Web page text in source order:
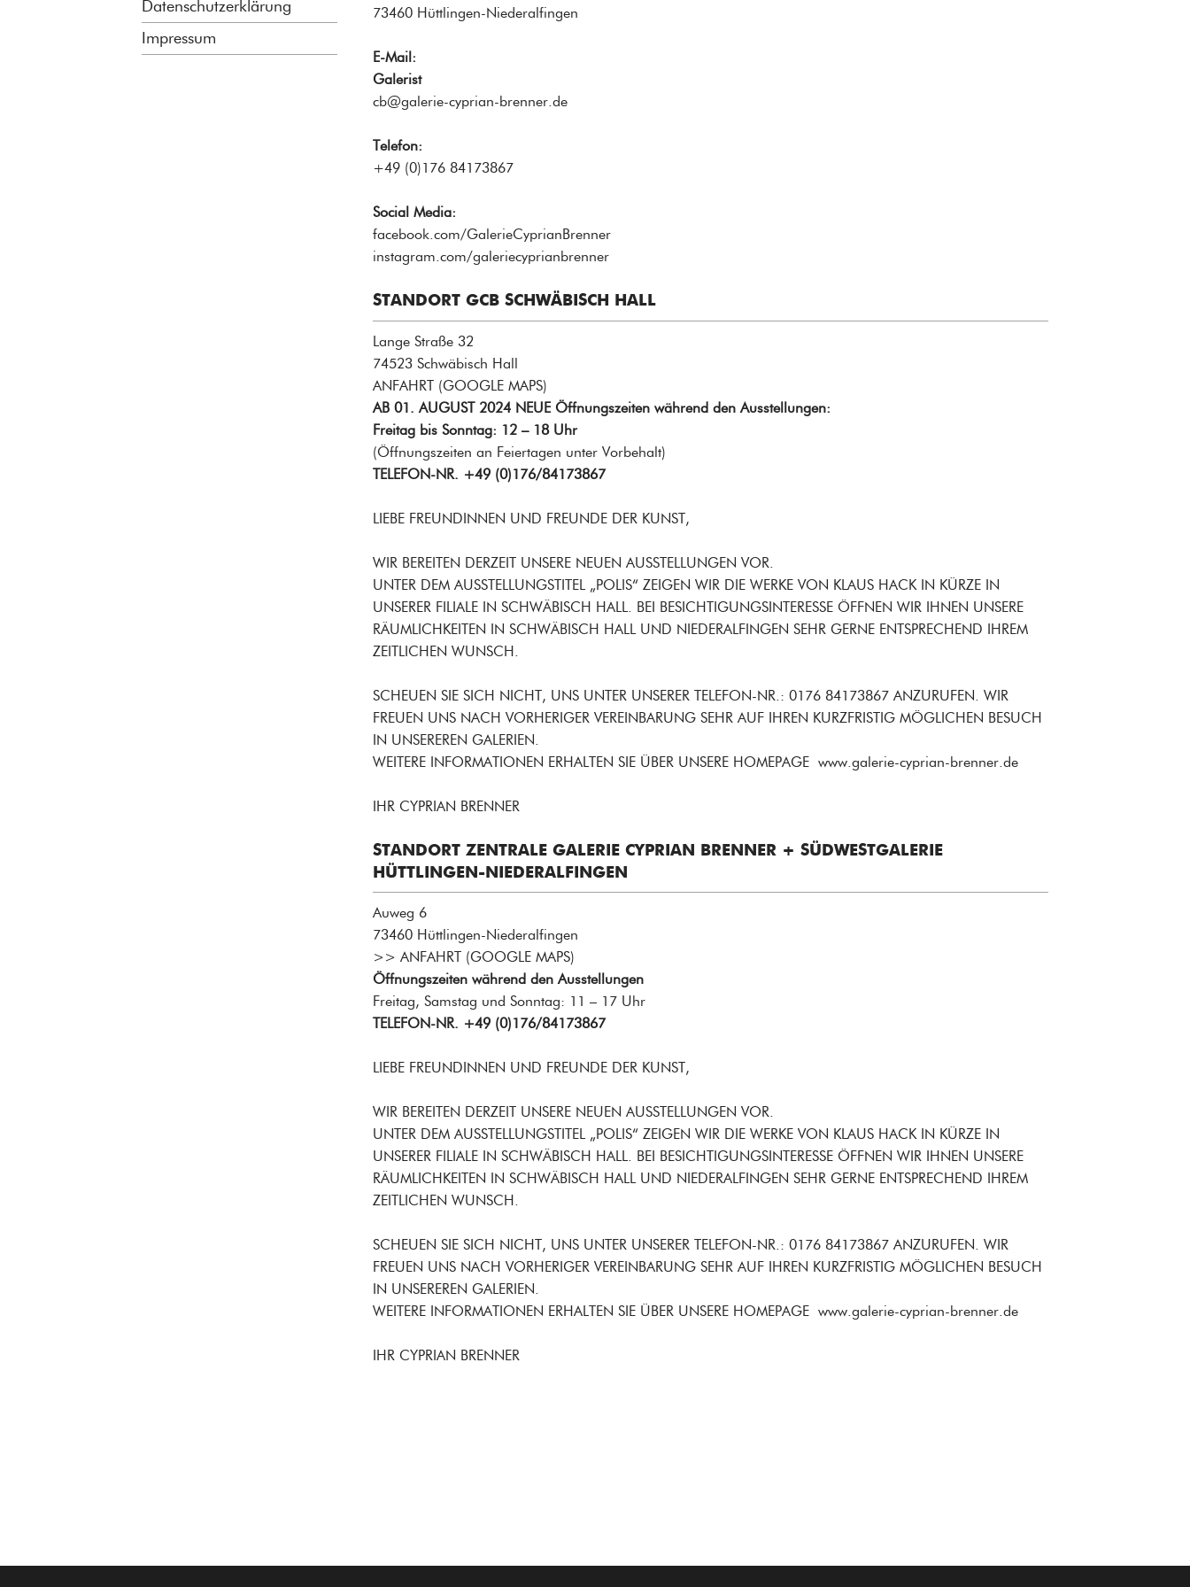
Datenschutzerklärung
Impressum
73460 Hüttlingen-Niederalfingen
E-Mail:
Galerist
cb@galerie-cyprian-brenner.de
Telefon:
+49 (0)176 84173867
Social Media:
facebook.com/GalerieCyprianBrenner
instagram.com/galeriecyprianbrenner
STANDORT GCB SCHWÄBISCH HALL
Lange Straße 32
74523 Schwäbisch Hall
ANFAHRT (GOOGLE MAPS)
AB 01. AUGUST 2024 NEUE Öffnungszeiten während den Ausstellungen:
Freitag bis Sonntag: 12 – 18 Uhr
(Öffnungszeiten an Feiertagen unter Vorbehalt)
TELEFON-NR. +49 (0)176/84173867
LIEBE FREUNDINNEN UND FREUNDE DER KUNST,
WIR BEREITEN DERZEIT UNSERE NEUEN AUSSTELLUNGEN VOR.
UNTER DEM AUSSTELLUNGSTITEL „POLIS“ ZEIGEN WIR DIE WERKE VON KLAUS HACK IN KÜRZE IN
UNSERER FILIALE IN SCHWÄBISCH HALL. BEI BESICHTIGUNGSINTERESSE ÖFFNEN WIR IHNEN UNSERE
RÄUMLICHKEITEN IN SCHWÄBISCH HALL UND NIEDERALFINGEN SEHR GERNE ENTSPRECHEND IHREM
ZEITLICHEN WUNSCH.
SCHEUEN SIE SICH NICHT, UNS UNTER UNSERER TELEFON-NR.: 0176 84173867 ANZURUFEN. WIR
FREUEN UNS NACH VORHERIGER VEREINBARUNG SEHR AUF IHREN KURZFRISTIG MÖGLICHEN BESUCH
IN UNSEREREN GALERIEN.
WEITERE INFORMATIONEN ERHALTEN SIE ÜBER UNSERE HOMEPAGE www.galerie-cyprian-brenner.de
IHR CYPRIAN BRENNER
STANDORT ZENTRALE GALERIE CYPRIAN BRENNER + SÜDWESTGALERIE
HÜTTLINGEN-NIEDERALFINGEN
Auweg 6
73460 Hüttlingen-Niederalfingen
>> ANFAHRT (GOOGLE MAPS)
Öffnungszeiten während den Ausstellungen
Freitag, Samstag und Sonntag: 11 – 17 Uhr
TELEFON-NR. +49 (0)176/84173867
LIEBE FREUNDINNEN UND FREUNDE DER KUNST,
WIR BEREITEN DERZEIT UNSERE NEUEN AUSSTELLUNGEN VOR.
UNTER DEM AUSSTELLUNGSTITEL „POLIS“ ZEIGEN WIR DIE WERKE VON KLAUS HACK IN KÜRZE IN
UNSERER FILIALE IN SCHWÄBISCH HALL. BEI BESICHTIGUNGSINTERESSE ÖFFNEN WIR IHNEN UNSERE
RÄUMLICHKEITEN IN SCHWÄBISCH HALL UND NIEDERALFINGEN SEHR GERNE ENTSPRECHEND IHREM
ZEITLICHEN WUNSCH.
SCHEUEN SIE SICH NICHT, UNS UNTER UNSERER TELEFON-NR.: 0176 84173867 ANZURUFEN. WIR
FREUEN UNS NACH VORHERIGER VEREINBARUNG SEHR AUF IHREN KURZFRISTIG MÖGLICHEN BESUCH
IN UNSEREREN GALERIEN.
WEITERE INFORMATIONEN ERHALTEN SIE ÜBER UNSERE HOMEPAGE www.galerie-cyprian-brenner.de
IHR CYPRIAN BRENNER